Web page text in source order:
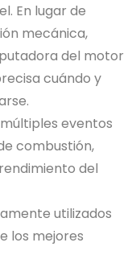
En lugar de
mecánica,
del motor
cuándo y
eventos
combustión,
del
utilizados
los mejores